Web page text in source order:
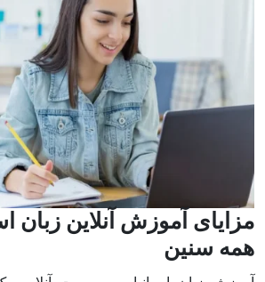
مزایای آموزش آنلاین زبان
همه سنین